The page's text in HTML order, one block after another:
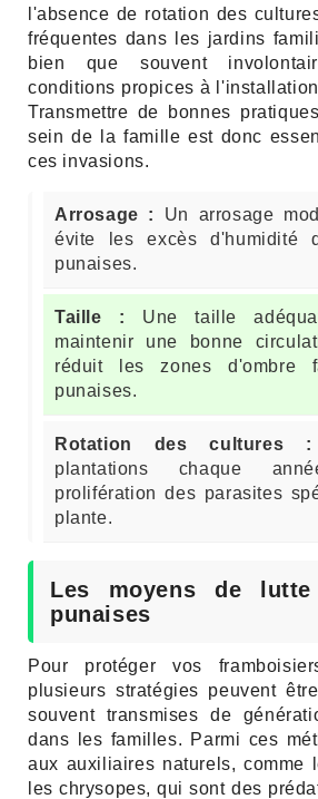
l'absence de rotation des
fréquentes dans les jardins
bien que souvent
conditions propices à
Transmettre de bonnes
sein de la famille est donc
ces invasions.
Arrosage :
Un arrosage
évite les excès d'humidité
punaises.
Taille : Une taille
maintenir une bonne
réduit les zones d'ombre
punaises.
Rotation des cultures :
plantations chaque
prolifération des parasites
plante.
Les moyens de
punaises
Pour protéger vos
plusieurs stratégies peuvent
souvent transmises de
dans les familles. Parmi ces
aux auxiliaires naturels, comme
les chrysopes, qui sont des